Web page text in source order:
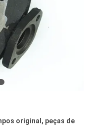
original, peças de